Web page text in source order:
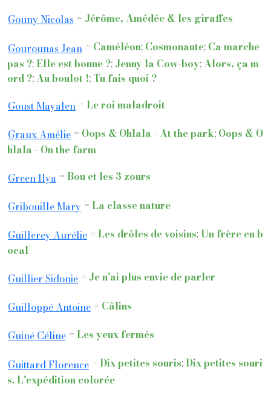
Gouny Nicolas = Jérôme, Amédée & les giraffes
Gourounas Jean = Caméléon; Cosmonaute; Ca marche
pas ?;Elle est bonne ?; Jenny la Cow-boy;Alors, ça m
ord ?;Au boulot !; Tu fais quoi ?
Goust Mayalen = Le roi maladroit
Graux Amélie = Oops & Ohlala - At the park; Oops & O
hlala - On the farm
Green Ilya = Bou et les 3 zours
Gribouille Mary = La classe nature
Guillerey Aurélie = Les drôles de voisins;Un frère en b
ocal
Guillier Sidonie = Je n'ai plus envie de parler
Guilloppé Antoine = Câlins
Guiné Céline = Les yeux fermés
Guittard Florence = Dix petites souris;Dix petites souri
s. L'expédition colorée